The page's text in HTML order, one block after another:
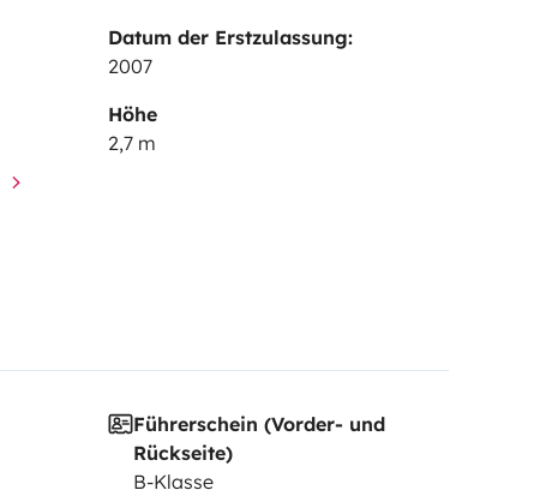
Datum der Erstzulassung:
2007
Höhe
2,7 m
Führerschein (Vorder- und
Rückseite)
B-Klasse